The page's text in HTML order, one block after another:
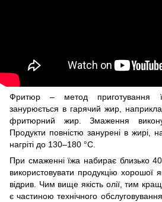
Фритюр – метод приготування
занурюється в гарячий жир,
фритюрний жир. Змаження
Продукти повністю занурені в жирі,
нагріті до 130–180 °C.
При смаженні їжа набирає близько
використовувати продукцію хорошої
відрив. Чим вище якість олії, тим
є частиною технічного